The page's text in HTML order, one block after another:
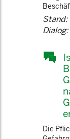
Stand:
Dialog:
Die